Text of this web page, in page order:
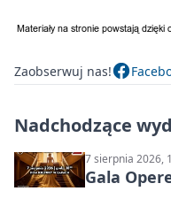
Zaobserwuj nas!
Nadchodzące
7 sierpnia 2026,
Gala